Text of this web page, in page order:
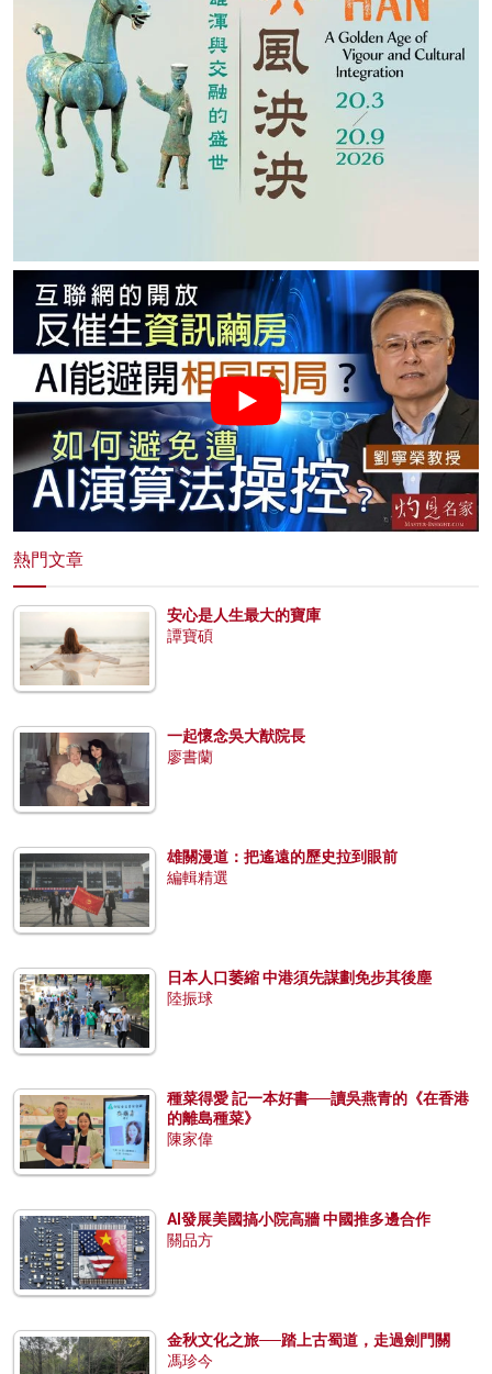
熱門文章
安心是人生最大的寶庫
譚寶碩
一起懷念吳大猷院長
廖書蘭
雄關漫道：把遙遠的歷史拉到眼前
編輯精選
日本人口萎縮 中港須先謀劃免步其後塵
陸振球
種菜得愛 記一本好書──讀吳燕青的《在香港
的離島種菜》
陳家偉
AI發展美國搞小院高牆 中國推多邊合作
關品方
金秋文化之旅──踏上古蜀道，走過劍門關
馮珍今